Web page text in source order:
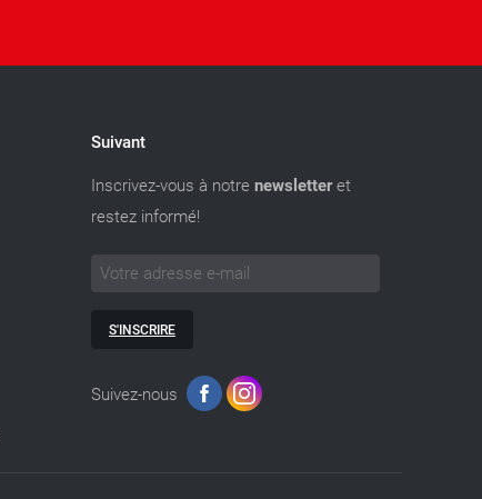
Suivant
Inscrivez-vous à notre newsletteret
restez informé!
S'INSCRIRE
Suivez-nous